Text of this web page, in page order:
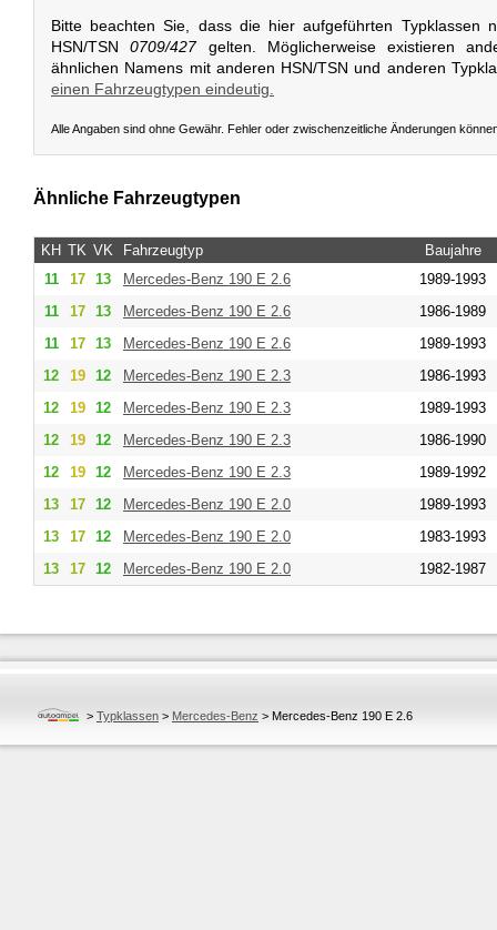
Bitte beachten Sie, dass die hier aufgeführten Typklassen
HSN/TSN0709/427gelten. Möglicherweise existieren
ähnlichen Namens mit anderen HSN/TSN und anderen
einen Fahrzeugtypen eindeutig.
Alle Angaben sind ohne Gewähr. Fehler oder zwischenzeitliche Änderungen
Ähnliche Fahrzeugtypen
KH TK VK Fahrzeugtyp
Baujahre
11
17 13 Mercedes-Benz 190 E 2.6
1989-1993
11
17 13 Mercedes-Benz 190 E 2.6
1986-1989
11
17 13 Mercedes-Benz 190 E 2.6
1989-1993
12
19 12 Mercedes-Benz 190 E 2.3
1986-1993
12
19 12 Mercedes-Benz 190 E 2.3
1989-1993
12
19 12 Mercedes-Benz 190 E 2.3
1986-1990
12
19 12 Mercedes-Benz 190 E 2.3
1989-1992
13
17 12 Mercedes-Benz 190 E 2.0
1989-1993
13
17 12 Mercedes-Benz 190 E 2.0
1983-1993
13
17 12 Mercedes-Benz 190 E 2.0 1982-1987
> Typklassen > Mercedes-Benz > Mercedes-Benz 190 E 2.6